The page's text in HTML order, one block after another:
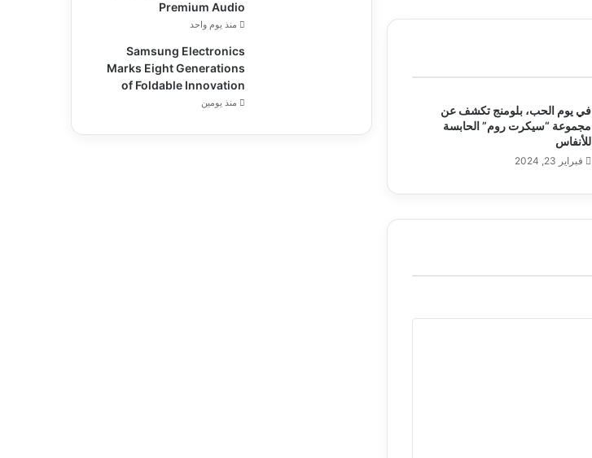
في يوم الحب، بلومنج تكشف عن
مجموعة “سيكرت روم” الحابسة
للأنفاس
فبراير 23, 2024
Premium Audio
منذ يوم واحد
Samsung Electronics
Marks Eight Generations
of Foldable Innovation
منذ يومين